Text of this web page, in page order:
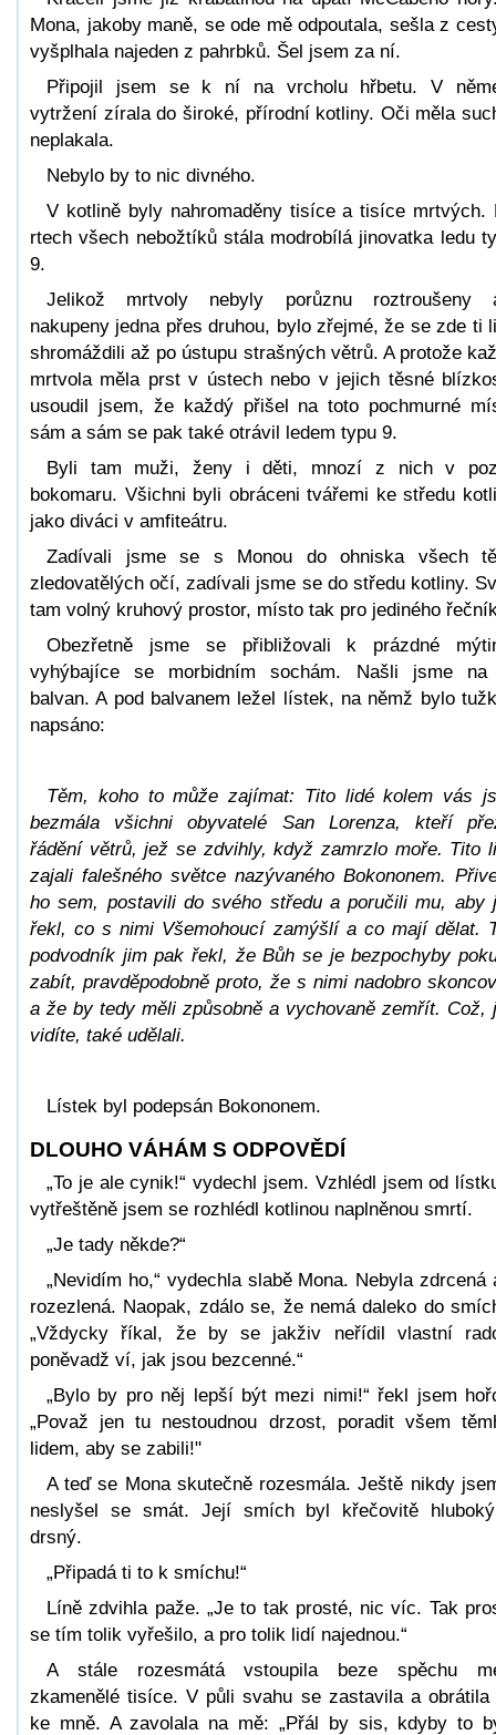
Mona, jakoby maně, se ode mě odpoutala, sešla z
vyšplhala najeden z pahrbků. Šel jsem za ní.
Připojil jsem se k ní na vrcholu hřbetu. V
vytržení zírala do široké, přírodní kotliny. Oči měla
neplakala.
Nebylo by to nic divného.
V kotlině byly nahromaděny tisíce a tisíce mrtvých.
rtech všech nebožtíků stála modrobílá jinovatka ledu
9.
Jelikož mrtvoly nebyly porůznu roztroušeny
nakupeny jedna přes druhou, bylo zřejmé, že se zde ti
shromáždili až po ústupu strašných větrů. A protože
mrtvola měla prst v ústech nebo v jejich těsné
usoudil jsem, že každý přišel na toto pochmurné
sám a sám se pak také otrávil ledem typu 9.
Byli tam muži, ženy i děti, mnozí z nich v
bokomaru. Všichni byli obráceni tvářemi ke středu
jako diváci v amfiteátru.
Zadívali jsme se s Monou do ohniska všech
zledovatělých očí, zadívali jsme se do středu kotliny.
tam volný kruhový prostor, místo tak pro jediného
Obezřetně jsme se přibližovali k prázdné
vyhýbajíce se morbidním sochám. Našli jsme
balvan. A pod balvanem ležel lístek, na němž bylo
napsáno:
Těm, koho to může zajímat: Tito lidé kolem vás
bezmála všichni obyvatelé San Lorenza, kteří
řádění větrů, jež se zdvihly, když zamrzlo moře. Tito
zajali falešného světce nazývaného Bokononem.
ho sem, postavili do svého středu a poručili mu, aby
řekl, co s nimi Všemohoucí zamýšlí a co mají dělat.
podvodník jim pak řekl, že Bůh se je bezpochyby
zabít, pravděpodobně proto, že s nimi nadobro
a že by tedy měli způsobně a vychovaně zemřít. Což,
vidíte, také udělali.
Lístek byl podepsán Bokononem.
DLOUHO VÁHÁM S ODPOVĚDÍ
„To je ale cynik!“ vydechl jsem. Vzhlédl jsem od
vytřeštěně jsem se rozhlédl kotlinou naplněnou smrtí.
„Je tady někde?“
„Nevidím ho,“ vydechla slabě Mona. Nebyla zdrcená
rozezlená. Naopak, zdálo se, že nemá daleko do
„Vždycky říkal, že by se jakživ neřídil vlastní
poněvadž ví, jak jsou bezcenné.“
„Bylo by pro něj lepší být mezi nimi!“ řekl jsem
„Považ jen tu nestoudnou drzost, poradit všem
lidem, aby se zabili!"
A teď se Mona skutečně rozesmála. Ještě nikdy
neslyšel se smát. Její smích byl křečovitě
drsný.
„Připadá ti to k smíchu!“
Líně zdvihla paže. „Je to tak prosté, nic víc. Tak
se tím tolik vyřešilo, a pro tolik lidí najednou.“
A stále rozesmátá vstoupila beze spěchu
zkamenělé tisíce. V půli svahu se zastavila a obrátila
ke mně. A zavolala na mě: „Přál by sis, kdyby to